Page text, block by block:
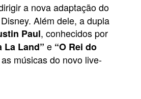
a nova adaptação do
Além dele, a dupla
Paul, conhecidos por
La Land” e “O Rei do
músicas do novo live-